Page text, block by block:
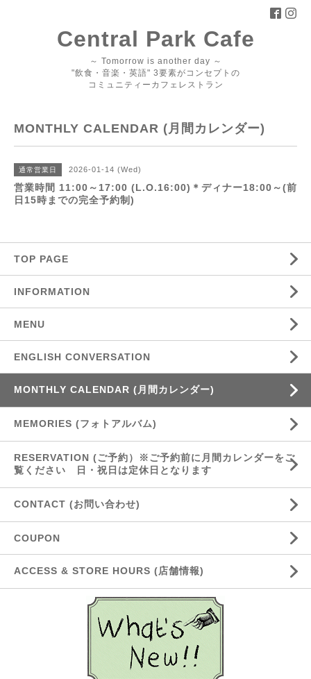
Central Park Cafe
～ Tomorrow is another day ～
"飲食・音楽・英語" 3要素がコンセプトの
コミュニティーカフェレストラン
MONTHLY CALENDAR (月間カレンダー)
通常営業日 2026-01-14 (Wed)
営業時間 11:00～17:00 (L.O.16:00)＊ディナー18:00～(前
日15時までの完全予約制)
TOP PAGE
INFORMATION
MENU
ENGLISH CONVERSATION
MONTHLY CALENDAR (月間カレンダー)
MEMORIES (フォトアルバム)
RESERVATION (ご予約）※ご予約前に月間カレンダーをご
覧ください 日・祝日は定休日となります
CONTACT (お問い合わせ)
COUPON
ACCESS & STORE HOURS (店舗情報)